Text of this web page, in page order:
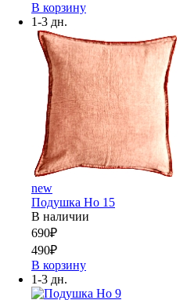
В корзину
1-3 дн.
new
Подушка Но 15
В наличии
690₽
490₽
В корзину
1-3 дн.